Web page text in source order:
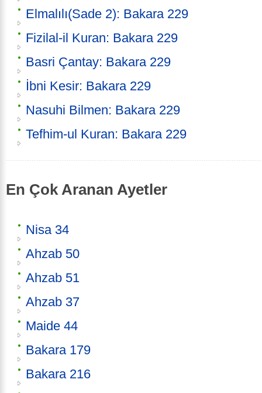
Elmalılı(Sade 2): Bakara 229
Fizilal-il Kuran: Bakara 229
Basri Çantay: Bakara 229
İbni Kesir: Bakara 229
Nasuhi Bilmen: Bakara 229
Tefhim-ul Kuran: Bakara 229
En Çok Aranan Ayetler
Nisa 34
Ahzab 50
Ahzab 51
Ahzab 37
Maide 44
Bakara 179
Bakara 216